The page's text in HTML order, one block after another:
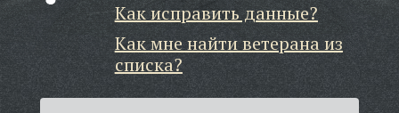
Как исправить данные?
Как мне найти ветерана из
списка?